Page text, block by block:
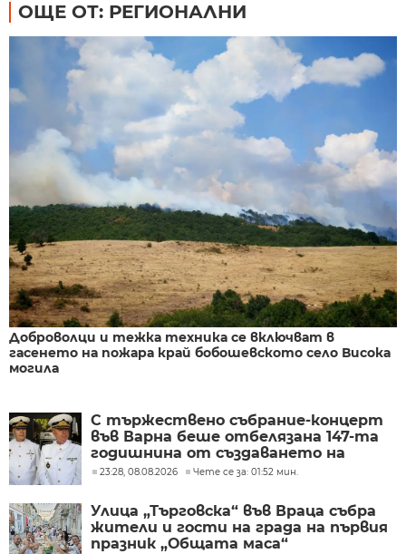
ОЩЕ ОТ: РЕГИОНАЛНИ
Доброволци и тежка техника се включват в
гасенето на пожара край бобошевското село Висока
могила
С тържествено събрание-концерт
във Варна беше отбелязана 147-та
годишнина от създаването на
Военноморските сили
23:28, 08.08.2026 Чете се за: 01:52 мин.
Улица „Търговска“ във Враца събра
жители и гости на града на първия
празник „Общата маса“